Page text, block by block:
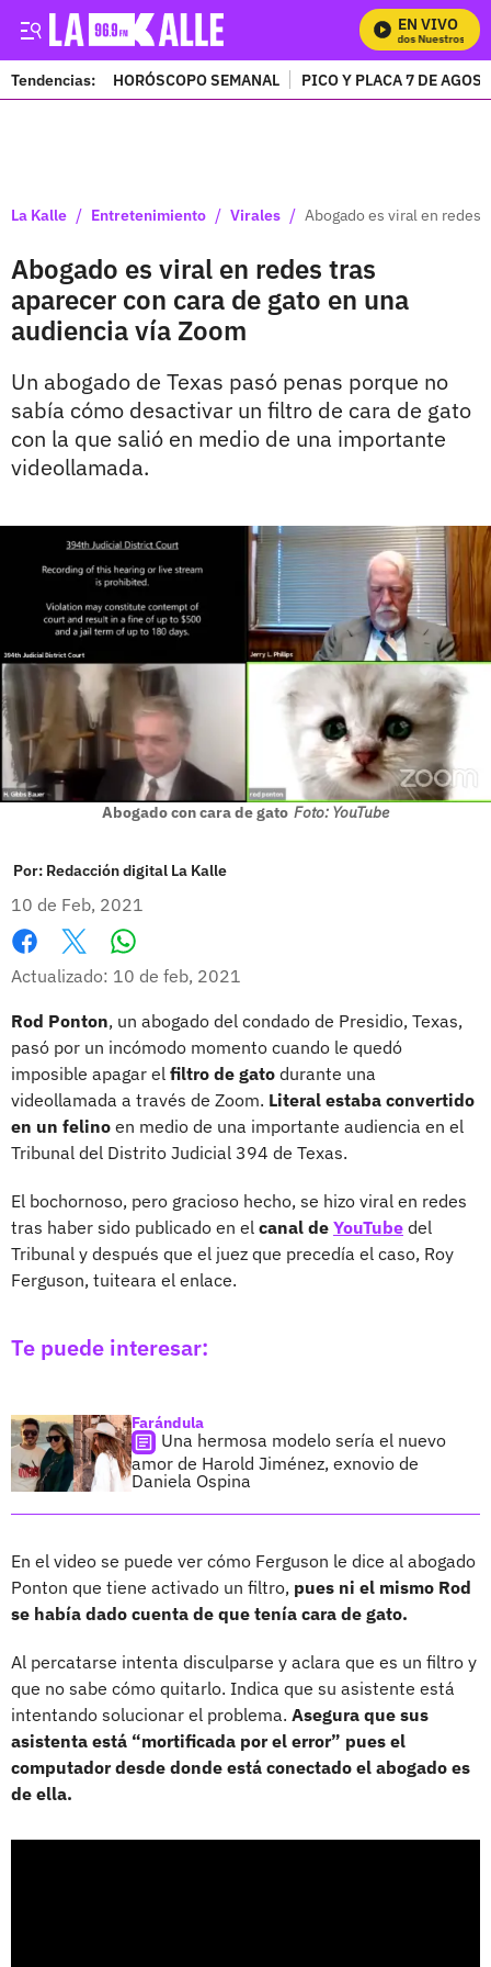
EN VIVO
Mira Todos Nuestros
Tendencias: HORÓSCOPO SEMANAL PICO Y PLACA 7 DE
La Kalle / Entretenimiento / Virales / Abogado es viral en redes
Abogado es viral en redes tras
aparecer con cara de gato en una
audiencia vía Zoom
Un abogado de Texas pasó penas porque no
sabía cómo desactivar un filtro de cara de gato
con la que salió en medio de una importante
videollamada.
Abogado con cara de gato Foto: YouTube
Por: Redacción digital La Kalle
10 de Feb, 2021
Facebook
X
Actualizado: 10 de feb, 2021
Rod Ponton, un abogado del condado de Presidio, Texas,
pasó por un incómodo momento cuando le quedó
imposible apagar el filtro de gato durante una
videollamada a través de Zoom. Literal estaba convertido
en un felino en medio de una importante audiencia en el
Tribunal del Distrito Judicial 394 de Texas.
El bochornoso, pero gracioso hecho, se hizo viral en redes
tras haber sido publicado en el canal de YouTube del
Tribunal y después que el juez que precedía el caso, Roy
Ferguson, tuiteara el enlace.
Te puede interesar:
Farándula
Una hermosa modelo sería el nuevo
amor de Harold Jiménez, exnovio de
Daniela Ospina
En el video se puede ver cómo Ferguson le dice al abogado
Ponton que tiene activado un filtro, pues ni el mismo Rod
se había dado cuenta de que tenía cara de gato.
Al percatarse intenta disculparse y aclara que es un filtro y
que no sabe cómo quitarlo. Indica que su asistente está
intentando solucionar el problema. Asegura que sus
asistenta está “mortificada por el error” pues el
computador desde donde está conectado el abogado es
de ella.